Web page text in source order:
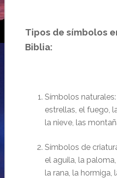
Tipos de símbolos
Biblia:
Símbolos
estrellas, el fuego,
la nieve, las monta
Símbolos de
el aguila, la
la rana, la hormiga,